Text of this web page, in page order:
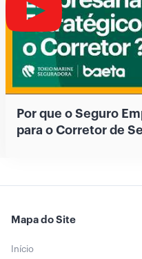
Por que o Seguro
para o Corretor de
Mapa do Site
Início